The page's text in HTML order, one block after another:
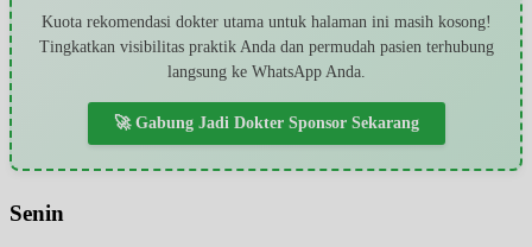
Kuota rekomendasi dokter utama untuk halaman ini masih kosong!
Tingkatkan visibilitas praktik Anda dan permudah pasien terhubung
langsung ke WhatsApp Anda.
🚀 Gabung Jadi Dokter Sponsor Sekarang
Senin